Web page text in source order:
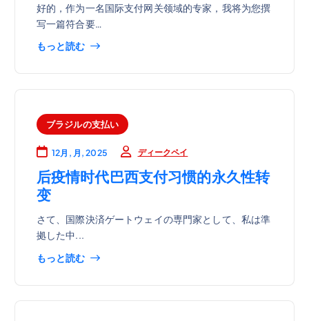
好的，作为一名国际支付网关领域的专家，我将为您撰
写一篇符合要…
もっと読む
ブラジルの支払い
12月, 月, 2025 ディークペイ
后疫情时代巴西支付习惯的永久性转
变
さて、国際決済ゲートウェイの専門家として、私は準
拠した中...
もっと読む